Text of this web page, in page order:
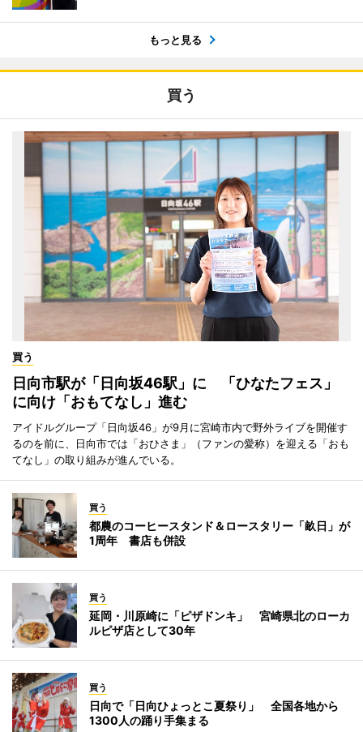
もっと見る
買う
買う
日向市駅が「日向坂46駅」に 「ひなたフェス」
に向け「おもてなし」進む
アイドルグループ「日向坂46」が9月に宮崎市内で野外ライブを開催す
るのを前に、日向市では「おひさま」（ファンの愛称）を迎える「おも
てなし」の取り組みが進んでいる。
買う
都農のコーヒースタンド＆ロースタリー「畝日」が
1周年 書店も併設
買う
延岡・川原崎に「ピザドンキ」 宮崎県北のローカ
ルピザ店として30年
買う
日向で「日向ひょっとこ夏祭り」 全国各地から
1300人の踊り手集まる